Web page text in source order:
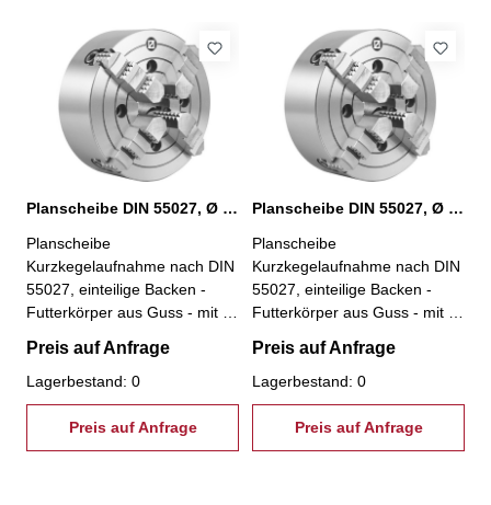
Befestigungsschrauben - Ø
630 mm, KK 15
Befestigungsschrauben - Ø
630 mm, KK 8
Planscheibe DIN 55027, Ø 800 mm, KK 11
Planscheibe
Kurzkegelaufnahme nach DIN
55027, einteilige Backen -
Futterkörper aus Guss - mit 4
besonders geeignet zum
Spannen von unregelmäßig
geformten Werkstücken- inkl.
je 1 Satz einteiliger
Umkehrbacken,
Preis auf Anfrage
Lagerbestand: 0
Preis auf Anfrage
Planscheibe DIN 55027, Ø 800 mm, KK 15
Planscheibe
Kurzkegelaufnahme nach DIN
55027, einteilige Backen -
Futterkörper aus Guss - mit 4
besonders geeignet zum
Spannen von unregelmäßig
geformten Werkstücken- inkl.
je 1 Satz einteiliger
Umkehrbacken,
Preis auf Anfrage
Lagerbestand: 0
Preis auf Anfrage